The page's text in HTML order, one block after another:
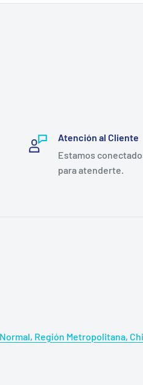
ml, 500 ml y 1.000 ml según
y fungicida. Una
superficies de polipropileno
Atención al Cliente
Estamos
para atenderte.
Región Metropolitana,